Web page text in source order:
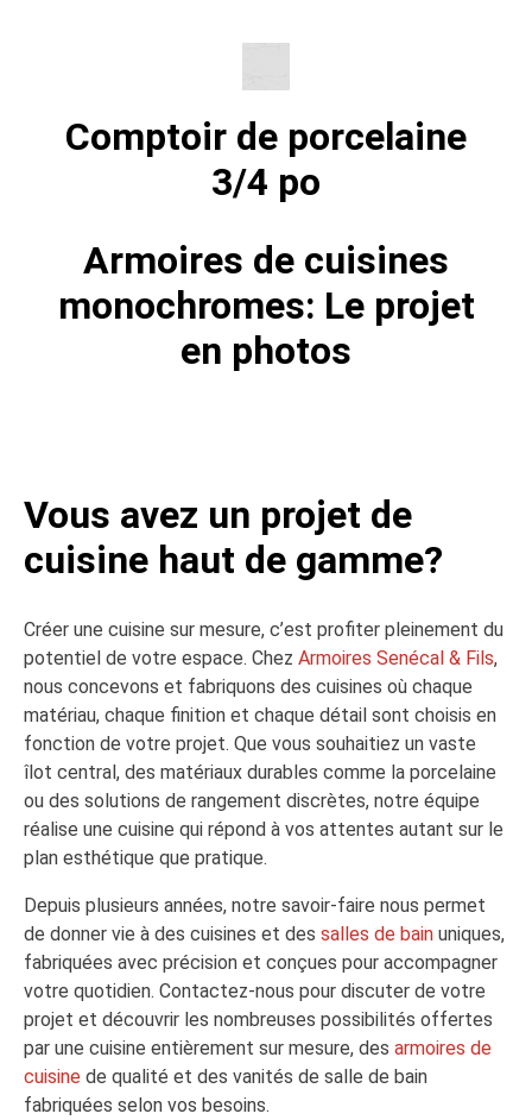
Comptoir de porcelaine
3/4 po
Armoires de cuisines
monochromes: Le projet
en photos
Vous avez un projet de
cuisine haut de gamme?
Créer une cuisine sur mesure, c’est profiter pleinement du
potentiel de votre espace. Chez Armoires Senécal & Fils,
nous concevons et fabriquons des cuisines où chaque
matériau, chaque finition et chaque détail sont choisis en
fonction de votre projet. Que vous souhaitiez un vaste
îlot central, des matériaux durables comme la porcelaine
ou des solutions de rangement discrètes, notre équipe
réalise une cuisine qui répond à vos attentes autant sur le
plan esthétique que pratique.
Depuis plusieurs années, notre savoir-faire nous permet
de donner vie à des cuisines et des salles de bain uniques,
fabriquées avec précision et conçues pour accompagner
votre quotidien. Contactez-nous pour discuter de votre
projet et découvrir les nombreuses possibilités offertes
par une cuisine entièrement sur mesure, des armoires de
cuisine de qualité et des vanités de salle de bain
fabriquées selon vos besoins.